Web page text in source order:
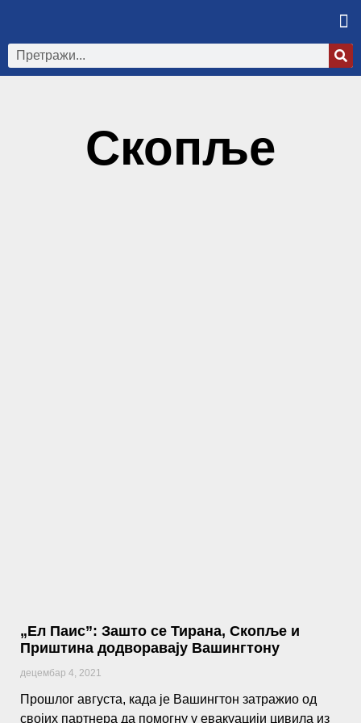
Скопље
„Ел Паис”: Зашто се Тирана, Скопље и
Приштина додворавају Вашингтону
децембар 4, 2021
Прошлог августа, када је Вашингтон затражио од
својих партнера да помогну у евакуацији цивила из